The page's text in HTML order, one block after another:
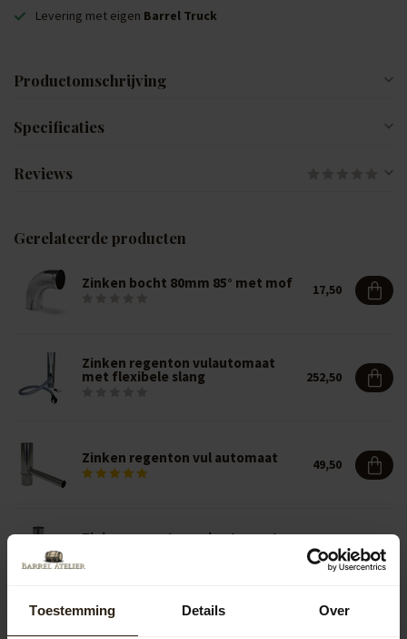
Toestemming Details Over
Levering met eigen Barrel Truck
Productomschrijving
Specificaties
Reviews
Gerelateerde producten
Zinken bocht 80mm 85° met mof 17,50
Zinken regenton vulautomaat
met flexibele slang 252,50
Zinken regenton vul automaat 49,50
Zinken regenton vul automaat
39,50